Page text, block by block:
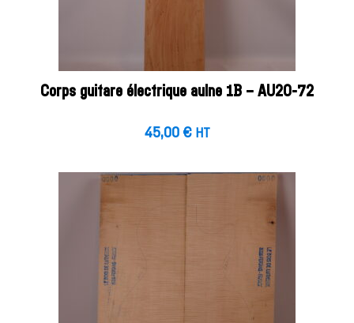
Corps guitare électrique aulne 1B – AU20-72
45,00 € HT